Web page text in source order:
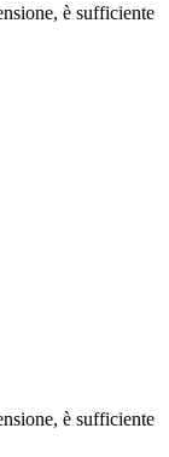
è sufficiente
è sufficiente